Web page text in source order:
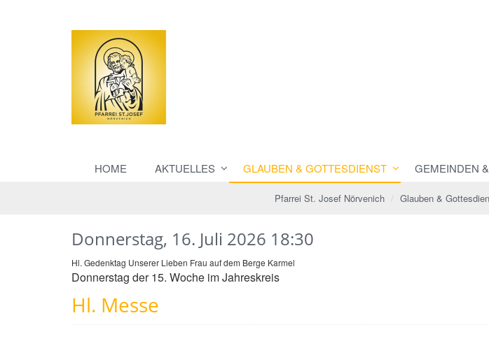
HOME AKTUELLES GLAUBEN & GOTTESDIENST GEMEINDEN
Pfarrei St. Josef Nörvenich Glauben &
Hl. Messe
Donnerstag, 16. Juli 2026 18:30
Hl. Gedenktag Unserer Lieben Frau auf dem Berge Karmel
Donnerstag der 15. Woche im Jahreskreis